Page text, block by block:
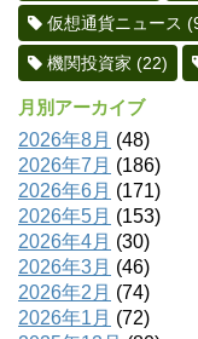
仮想通貨ニュース
機関投資家 (22)
月別アーカイブ
2026年8月 (48)
2026年7月 (186)
2026年6月 (171)
2026年5月 (153)
2026年4月 (30)
2026年3月 (46)
2026年2月 (74)
2026年1月 (72)